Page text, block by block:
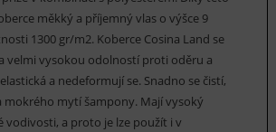
měkký a příjemný vlas o výšce 9
1300 gr/m2. Koberce Cosina Land se
velmi vysokou odolností proti oděru a
a nedeformují se. Snadno se čistí,
mokrého mytí šampony. Mají vysoký
vodivosti, a proto je lze použít i v